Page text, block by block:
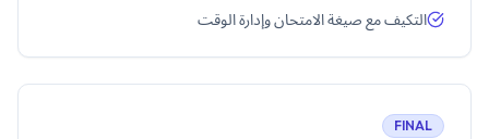
التكيف مع صيغة الامتحان وإدارة الوقت
FINAL